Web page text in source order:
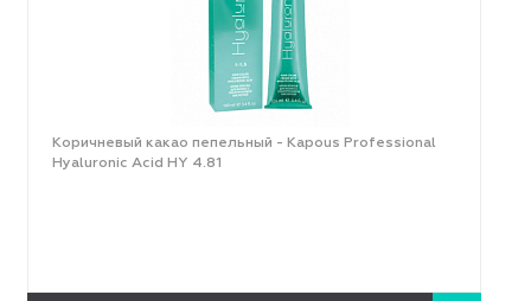
Коричневый какао пепельный - Kapous Professional
Hyaluronic Acid HY 4.81